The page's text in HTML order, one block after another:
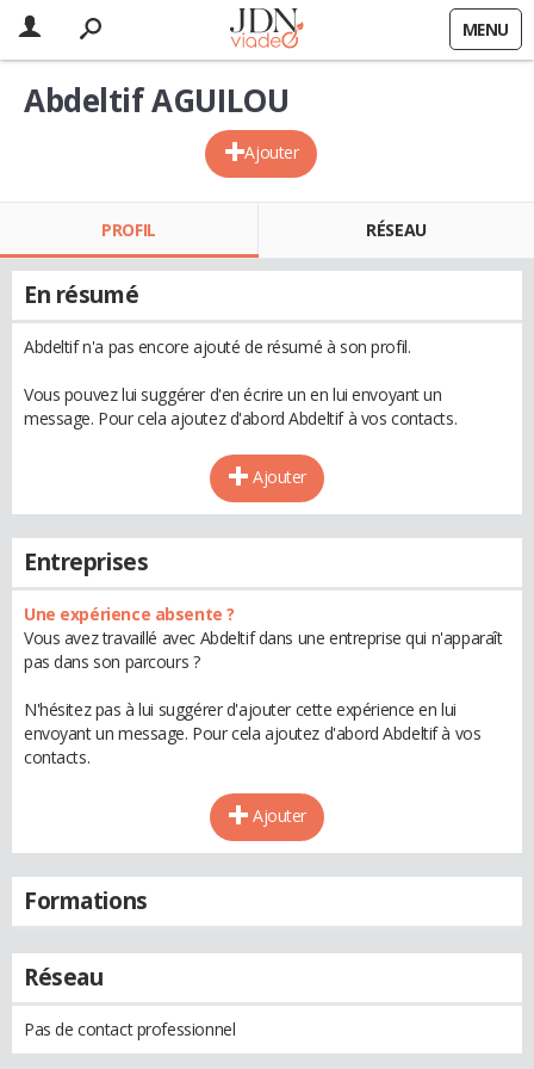
MENU
Ajouter
Abdeltif AGUILOU
PROFIL RÉSEAU
En résumé
Abdeltif n'a pas encore ajouté de résumé à son profil.
Vous pouvez lui suggérer d'en écrire un en lui envoyant un
message. Pour cela ajoutez d'abord Abdeltif à vos contacts.
Ajouter
Entreprises
Une expérience absente ?
Vous avez travaillé avec Abdeltif dans une entreprise qui n'apparaît
pas dans son parcours ?
N'hésitez pas à lui suggérer d'ajouter cette expérience en lui
envoyant un message. Pour cela ajoutez d'abord Abdeltif à vos
contacts.
Ajouter
Formations
Réseau
Pas de contact professionnel